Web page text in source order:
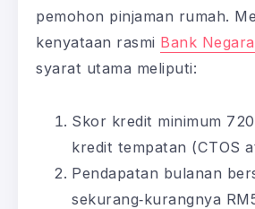
pemohon pinjaman rumah.
kenyataan rasmi Bank
syarat utama meliputi:
Skor kredit minimum
kredit tempatan (CTOS
Pendapatan bulanan
sekurang‑kurangnya